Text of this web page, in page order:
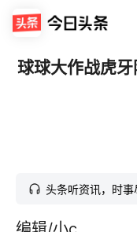
球球大作战虎
头条听资讯，时事